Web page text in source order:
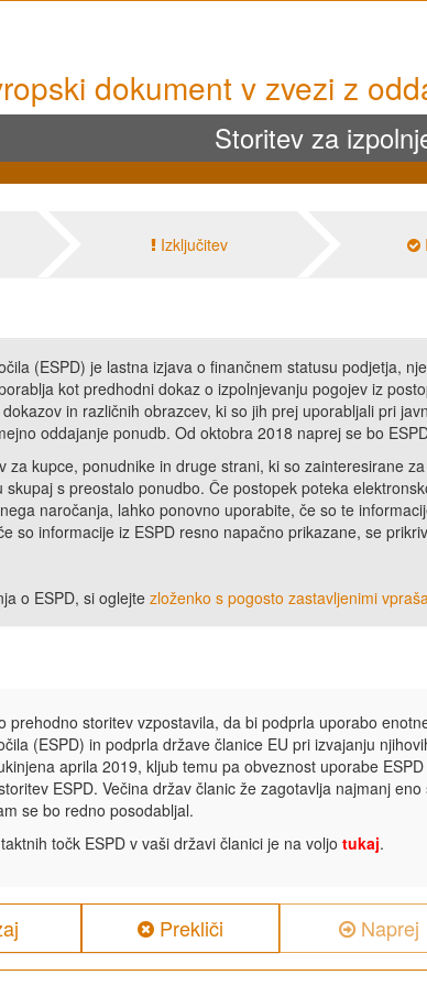
dokument v zvezi z
Storitev za
Izključitev
(ESPD) je lastna izjava o finančnem statusu podjetja,
kot predhodni dokaz o izpolnjevanju pogojev iz
in različnih obrazcev, ki so jih prej uporabljali pri
oddajanje ponudb. Od oktobra 2018 naprej se bo
kupce, ponudnike in druge strani, ki so zainteresirane
s preostalo ponudbo. Če postopek poteka
naročanja, lahko ponovno uporabite, če so te
so informacije iz ESPD resno napačno prikazane, se
o ESPD, si oglejtezloženko s pogosto zastavljenimi
prehodno storitev vzpostavila, da bi podprla uporabo
(ESPD) in podprla države članice EU pri izvajanju
aprila 2019, kljub temu pa obveznost uporabe
ESPD. Večina držav članic že zagotavlja najmanj
se bo redno posodabljal.
točk ESPD v vaši državi članici je na voljo tukaj.
Prekliči Naprej